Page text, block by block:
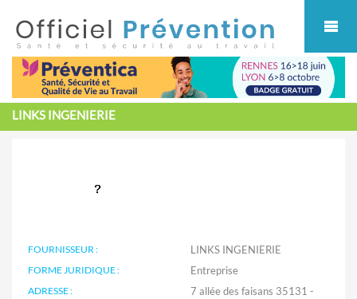
LINKS INGENIERIE
FOURNISSEUR : LINKS INGENIERIE
FORME JURIDIQUE : Entreprise
ADRESSE :
7 allée des faisans 35131 -